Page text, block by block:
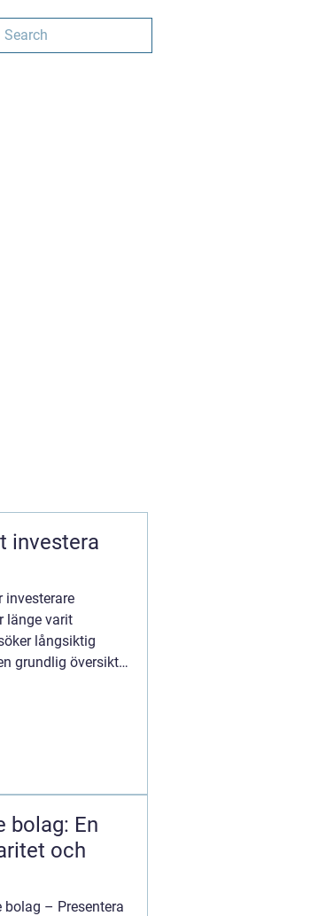
investerare
länge varit
långsiktig
grundlig översikt
bolag: En
och
bolag – Presentera